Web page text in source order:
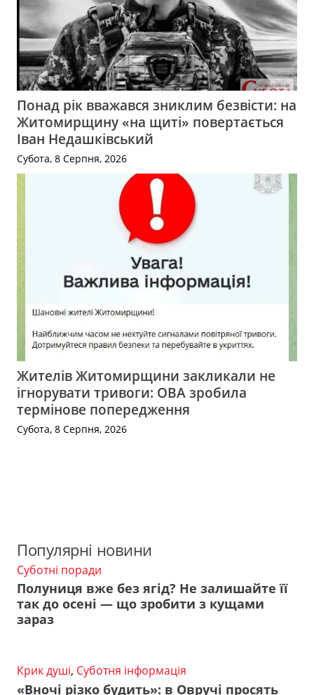
Понад рік вважався зниклим безвісти: на
Житомирщину «на щиті» повертається
Іван Недашківський
Субота, 8 Серпня, 2026
Жителів Житомирщини закликали не
ігнорувати тривоги: ОВА зробила
термінове попередження
Субота, 8 Серпня, 2026
Популярні новини
Суботні поради
Полуниця вже без ягід? Не залишайте її
так до осені — що зробити з кущами
зараз
Крик душі, Суботня інформація
«Вночі різко будить»: в Овручі просять